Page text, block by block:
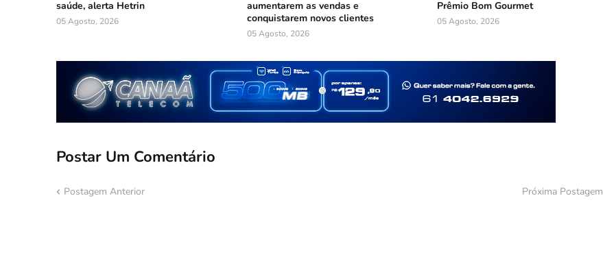
saúde, alerta Hetrin
05 Agosto, 2026
aumentarem as vendas e
conquistarem novos clientes
05 Agosto, 2026
Prêmio Bom Gourmet
05 Agosto, 2026
Postar Um Comentário
Postagem Anterior Próxima Postagem